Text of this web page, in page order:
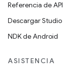
Referencia de API
Descargar Studio
NDK de Android
ASISTENCIA